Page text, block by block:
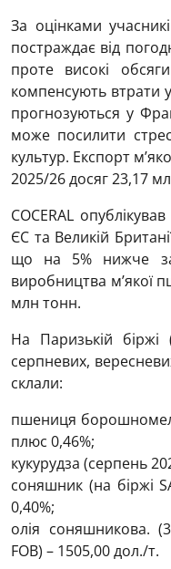
За оцінками
постраждає від
проте високі
компенсують втрати
прогнозуються у
може посилити
культур. Експорт
2025/26 досяг 23,17
COCERAL
ЄС та Великій
що на 5% нижче
виробництва м’якої
млн тонн.
На Паризькій біржі
серпневих,
склали:
пшениця
плюс 0,46%;
кукурудза (серпень
соняшник (на біржі
0,40%;
олія соняшникова.
FOB) – 1505,00 дол./т.